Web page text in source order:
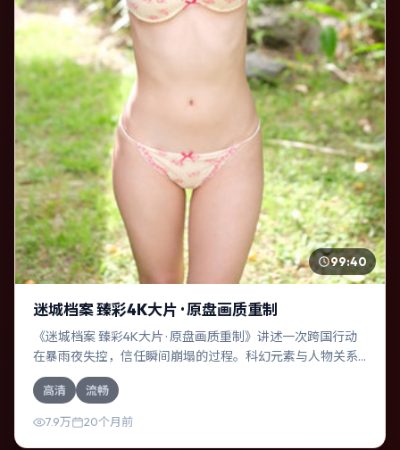
99:40
迷城档案 臻彩4K大片 · 原盘画质重制
《迷城档案 臻彩4K大片 · 原盘画质重制》讲述一次跨国行动
在暴雨夜失控，信任瞬间崩塌的过程。科幻元素与人物关系
相互咬合，易烊千玺、赞达亚的对手戏尤为出彩。导演毕赣
善于在长镜头中积蓄张力，本片亦在西班牙实地取景，增强
真实质感。
高清 流畅
7.9万 20个月前